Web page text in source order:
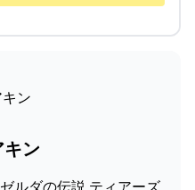
ン
ン